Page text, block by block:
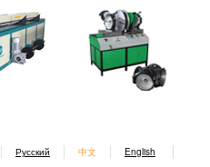
Русский 中文 English